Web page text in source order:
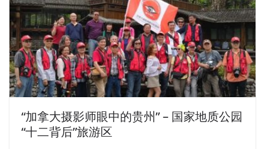
“加拿大摄影师眼中的贵州” – 国家地质公园
“十二背后”旅游区